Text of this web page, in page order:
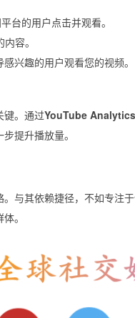
台的用户点击并观看。
容。
兴趣的用户观看您的视频。
键。通过YouTube Analytics
提升播放量。
与其依赖捷径，不如专注
。